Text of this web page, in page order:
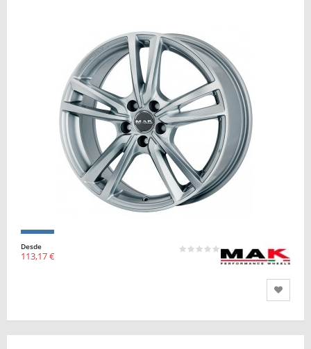
Desde
113,17 €